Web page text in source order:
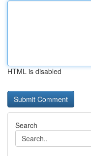
HTML is disabled
Search